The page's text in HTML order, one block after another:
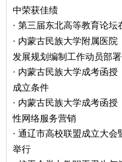
中荣获佳绩
· 第三届东北高等教育论坛
· 内蒙古民族大学附属医院
发展规划编制工作动员部
· 内蒙古民族大学成考函
成立条件
· 内蒙古民族大学成考函
性网络服务营销
· 通辽市高校联盟成立大会
举行